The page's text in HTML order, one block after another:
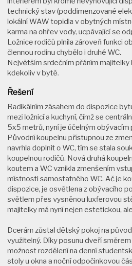
technický stav (poddimenzované
lokální WAW topidla v obytných
karma na ohřev vody, ucpávající se
Ložnice rodičů plnila zároveň funkci
člennou rodinu chybělo i druhé WC.
Největším srdečním přáním majitelky
kdekoliv v bytě.
Řešení
Radikálním zásahem do dispozice
mezi ložnicí a kuchyní, čímž se
5x5 metrů, nyní je účelným obývacím
Původní koupelnu přístupnou ze
navrhla doplnit o WC, tím se stala
koupelnou rodičů. Nová druhá
koutem a WC vznikla zmenšením
místnosti samostatného WC. Ač je
dispozice, je osvětlena z obývacího
světlem přes vysněnou luxferovou
majitelky má nyní nejen estetickou,
Dcerám zůstal dětský pokoj na
využitelný. Díky posunu dveří
možnost rozdělení na denní
stoly u okna a noční odpočinkovou